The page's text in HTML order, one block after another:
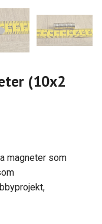
(10x2
magneter som